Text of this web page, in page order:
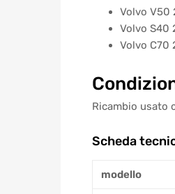
Volvo V50
Volvo S40
Volvo C70
Ricambio usato
Scheda
modello